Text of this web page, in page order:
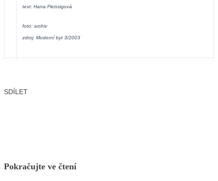
text: Hana Fleissigová
foto: archiv
zdroj: Moderní byt 3/2003
SDÍLET
Pokračujte ve čtení